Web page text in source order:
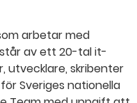
arbetar med
av ett 20-tal it-
utvecklare, skribenter
Sveriges nationella